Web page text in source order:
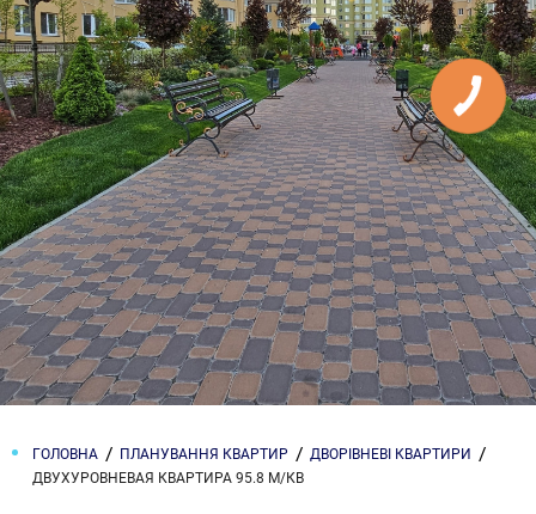
ГОЛОВНА ПЛАНУВАННЯ КВАРТИР
ДВОРІВНЕВІ КВАРТИРИ
ДВУХУРОВНЕВАЯ КВАРТИРА 95.8 М/КВ